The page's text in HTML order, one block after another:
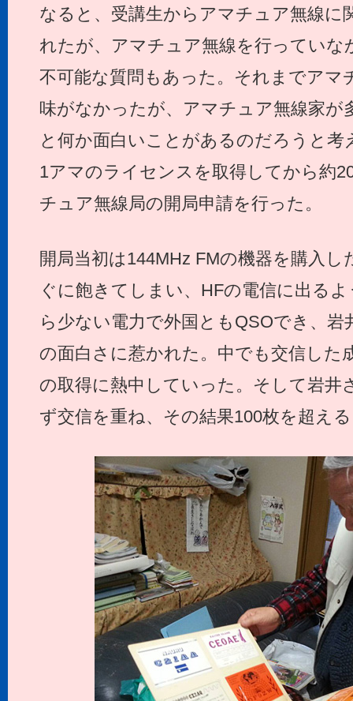
なると、受講生からアマチュア無線に
れたが、アマチュア無線を行っていな
不可能な質問もあった。それまでアマ
味がなかったが、アマチュア無線家が
と何か面白いことがあるのだろうと考
1アマのライセンスを取得してから約
チュア無線局の開局申請を行った。
開局当初は144MHz FMの機器を購入
ぐに飽きてしまい、HFの電信に出る
ら少ない電力で外国ともQSOでき、
の面白さに惹かれた。中でも交信した
の取得に熱中していった。そして岩井
ず交信を重ね、その結果100枚を超え